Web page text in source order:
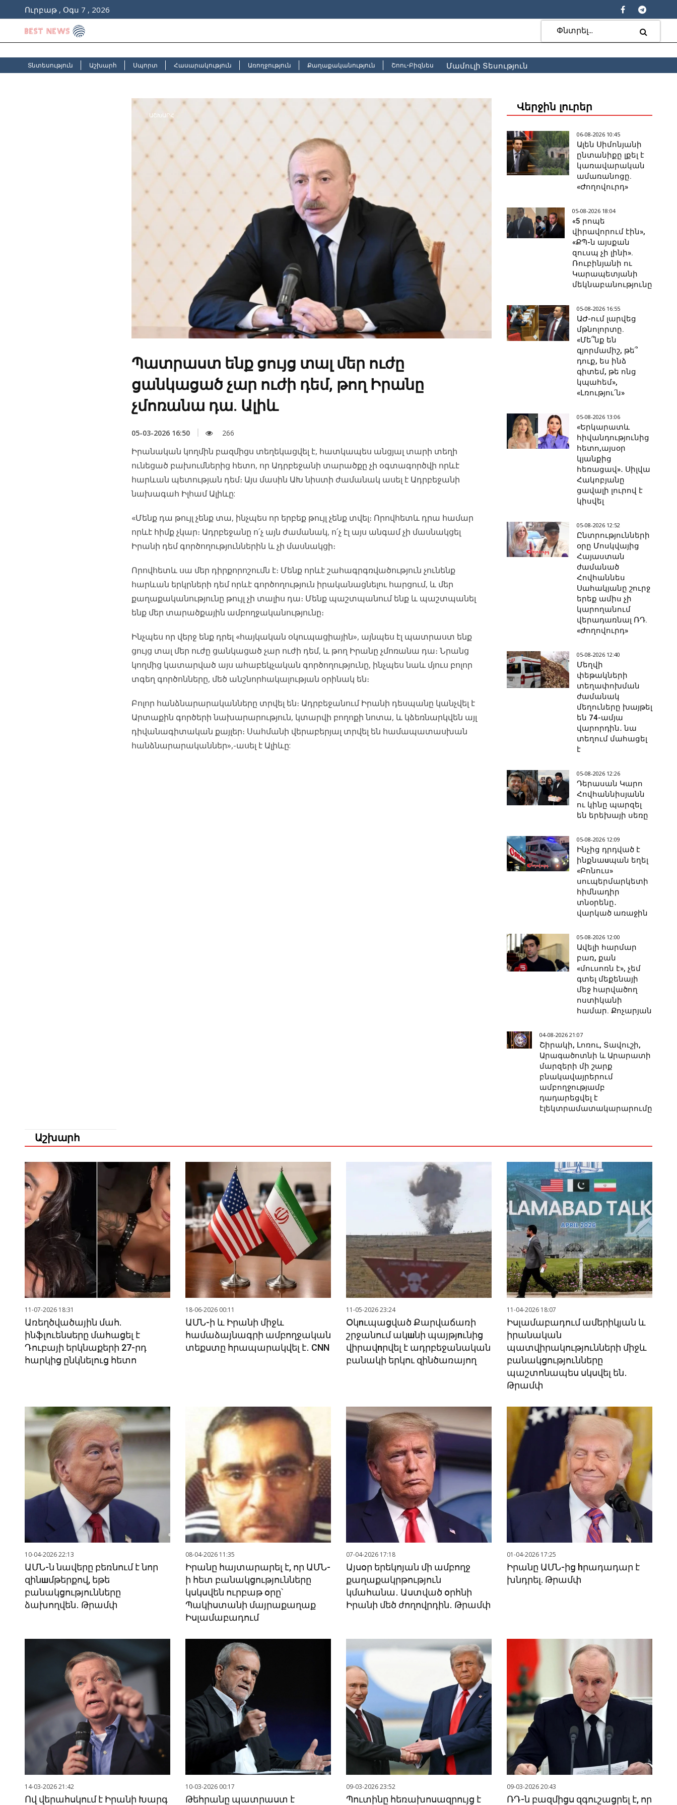
Ուրբաթ , Օգս 7 , 2026
Տնտեսություն Աշխարհ Սպորտ Հասարակություն Առողջություն Քաղաքականություն Շոու-Բիզնես Մամուլի Տեսություն
ԱՇԽԱՐՀ
Պատրաստ ենք ցույց տալ մեր ուժը
ցանկացած չար ուժի դեմ, թող Իրանը
չմոռանա դա. Ալիև
05-03-2026 16:50 266
Իրանական կողմին բազմիցս տեղեկացվել է, հատկապես անցյալ տարի տեղի
ունեցած բախումներից հետո, որ Ադրբեջանի տարածքը չի օգտագործվի որևէ
հարևան պետության դեմ։ Այս մասին ԱԽ նիստի ժամանակ ասել է Ադրբեջանի
նախագահ Իլհամ Ալիևը:
«Մենք դա թույլ չենք տա, ինչպես որ երբեք թույլ չենք տվել։ Որովհետև դրա համար
որևէ հիմք չկար։ Ադրբեջանը ո՛չ այն ժամանակ, ո՛չ էլ այս անգամ չի մասնակցել
Իրանի դեմ գործողություններին և չի մասնակցի։
Որովհետև սա մեր դիրքորոշումն է։ Մենք որևէ շահագրգռվածություն չունենք
հարևան երկրների դեմ որևէ գործողություն իրականացնելու հարցում, և մեր
քաղաքականությունը թույլ չի տալիս դա։ Մենք պաշտպանում ենք և պաշտպանել
ենք մեր տարածքային ամբողջականությունը։
Ինչպես որ վերջ ենք դրել «հայկական օկուպացիային», այնպես էլ պատրաստ ենք
ցույց տալ մեր ուժը ցանկացած չար ուժի դեմ, և թող Իրանը չմոռանա դա։ Նրանց
կողմից կատարված այս ահաբեկչական գործողությունը, ինչպես նաև մյուս բոլոր
տգեղ գործոնները, մեծ անշնորհակալության օրինակ են։
Բոլոր հանձնարարականները տրվել են։ Ադրբեջանում Իրանի դեսպանը կանչվել է
Արտաքին գործերի նախարարություն, կտարվի բողոքի նոտա, և կձեռնարկվեն այլ
դիվանագիտական ​​քայլեր։ Սահմանի վերաբերյալ տրվել են համապատասխան
հանձնարարականներ»,-ասել է Ալիևը:
Վերջին լուրեր
06-08-2026 10:45
Ալեն Սիմոնյանի
ընտանիքը լքել է
կառավարական
ամառանոցը.
«Ժողովուրդ»
05-08-2026 18:04
«5 րոպե
վիրավորում էին»,
«ՔՊ-ն այսքան
զուսպ չի լինի».
Ռուբինյանի ու
Կարապետյանի
մեկնաբանությունը
05-08-2026 16:55
ԱԺ-ում լարվեց
մթնոլորտը.
«Մե՞նք են
գյորմամիշ, թե՞
դուք, ես ինձ
գիտեմ, թե ոնց
կպահեմ»,
«Լռությու՛ն»
05-08-2026 13:06
«Երկարատև
հիվանդությունից
հետո,այսօր
կյանքից
հեռացավ»․ Սիլվա
Հակոբյանը
ցավալի լուրով է
կիսվել
05-08-2026 12:52
Ընտրությունների
օրը Մոսկվայից
Հայաստան
ժամանած
Հովհաննես
Սահակյանը շուրջ
երեք ամիս չի
կարողանում
վերադառնալ ՌԴ.
«Ժողովուրդ»
05-08-2026 12:40
Մեղվի
փեթակների
տեղափոխման
ժամանակ
մեղուները խայթել
են 74-ամյա
վարորդին․ նա
տեղում մահացել
է
05-08-2026 12:26
Դերասան Կարո
Հովհաննիսյանն
ու կինը պարզել
են երեխայի սեռը
05-08-2026 12:09
Ինչից դրդված է
ինքնաuպան եղել
«Բոնուս»
սուպերմարկետի
հիմնադիր
տնօրենը․
վարկած առաջին
05-08-2026 12:00
Ավելի հարմար
բառ, քան
«մուսոռն է», չեմ
գտել մեքենայի
մեջ հարվածող
ոստիկանի
համար. Քոչարյան
04-08-2026 21:07
Շիրակի, Լոռու, Տավուշի,
Արագածոտնի և Արարատի
մարզերի մի շարք
բնակավայրերում
ամբողջությամբ
դադարեցվել է
էլեկտրամատակարարումը
Աշխարհ
11-07-2026 18:31
Առեղծվածային մահ.
ինֆլուենսերը մահացել է
Դուբայի երկնաքերի 27-րդ
հարկից ընկնելուց հետո
18-06-2026 00:11
ԱՄՆ-ի և Իրանի միջև
համաձայնագրի ամբողջական
տեքստը հրապարակվել է․ CNN
11-05-2026 23:24
Օկnւպացված Քարվաճառի
շրջանում ակшնի պայթյnւնից
վիրավnրվել է ադրբեջանական
բանակի երկու զինծառայող
11-04-2026 18:07
Իսլամաբադում ամերիկյան և
իրանական
պատվիրակությունների միջև
բանակցությունները
պաշտոնապես սկսվել են․
Թրամփ
10-04-2026 22:13
ԱՄՆ-ն նավերը բեռնում է նոր
զինшմթերքով, եթե
բանակցությունները
ձախողվեն․ Թրամփ
08-04-2026 11:35
Իրանը հայտարարել է, որ ԱՄՆ-
ի հետ բանակցությունները
կսկսվեն ուրբաթ օրը՝
Պակիստանի մայրաքաղաք
Իսլամաբադում
07-04-2026 17:18
Այսօր երեկոյան մի ամբողջ
քաղաքակրթություն
կմահանա․ Աստված օրհնի
Իրանի մեծ ժողովրդին․ Թրամփ
01-04-2026 17:25
Իրանը ԱՄՆ-ից hրադադար է
խնդրել. Թրամփ
14-03-2026 21:42
Ով վերահսկում է Իրանի Խարգ
10-03-2026 00:17
Թեհրանը պատրաստ է
09-03-2026 23:52
Պուտինը հեռախոսազրույց է
09-03-2026 20:43
ՌԴ-ն բազմիցս զգուշացրել է, որ